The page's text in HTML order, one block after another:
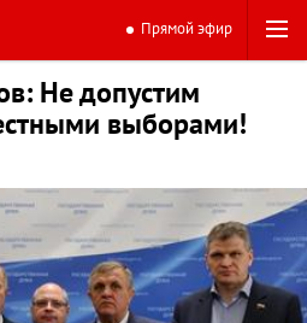
Прямой эфир
Не допустим
выборами!